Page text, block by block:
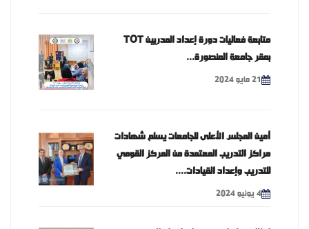
متابعة فعاليات دورة إعداد المدربين TOT
بمقر جامعة المنصورة...
21 مايو 2024
أمين المجلس الأعلى للجامعات يسلم شهادات
مراكز التدريب المعتمدة من المركز القومي
للتدريب وإعداد القيادات....
4 يونيو 2024